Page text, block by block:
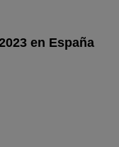
en España